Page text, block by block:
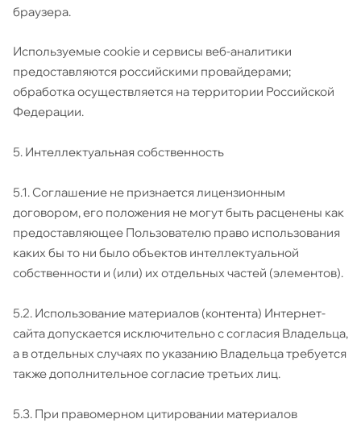
браузера.
Используемые cookie и сервисы веб-аналитики
предоставляются российскими провайдерами;
обработка осуществляется на территории Российской
Федерации.
5. Интеллектуальная собственность
5.1. Соглашение не признается лицензионным
договором, его положения не могут быть расценены как
предоставляющее Пользователю право использования
каких бы то ни было объектов интеллектуальной
собственности и (или) их отдельных частей (элементов).
5.2. Использование материалов (контента) Интернет-
сайта допускается исключительно с согласия Владельца,
а в отдельных случаях по указанию Владельца требуется
также дополнительное согласие третьих лиц.
5.3. При правомерном цитировании материалов